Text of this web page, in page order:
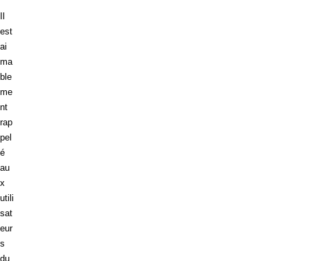
est
ai
ma
ble
me
nt
rap
pel
é
au
x
utili
sat
eur
s
du